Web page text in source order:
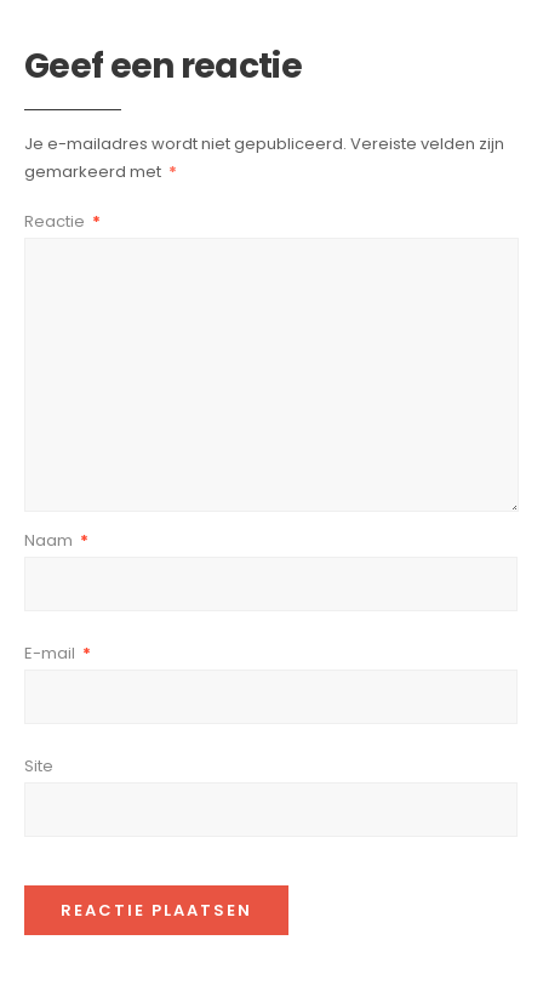
Geef een reactie
Je e-mailadres wordt niet gepubliceerd. Vereiste velden zijn
gemarkeerd met *
Reactie *
Naam *
E-mail *
Site